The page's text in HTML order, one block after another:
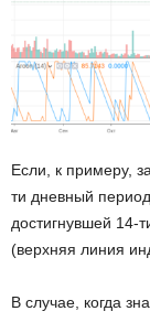
Если, к примеру,
ти дневный
достигнувшей 14-
(верхняя линия
В случае, когда